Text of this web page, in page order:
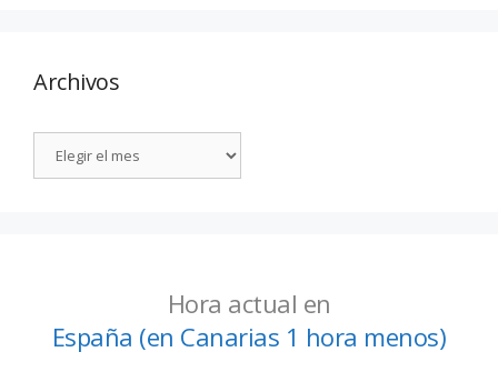
Archivos
Hora actual en
España (en Canarias 1 hora menos)